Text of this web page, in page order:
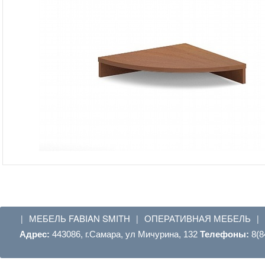
| МЕБЕЛЬ FABIAN SMITH | ОПЕРАТИВНАЯ МЕБЕЛЬ |
Адрес: 443086, г.Самара, ул Мичурина, 132 Телефоны: